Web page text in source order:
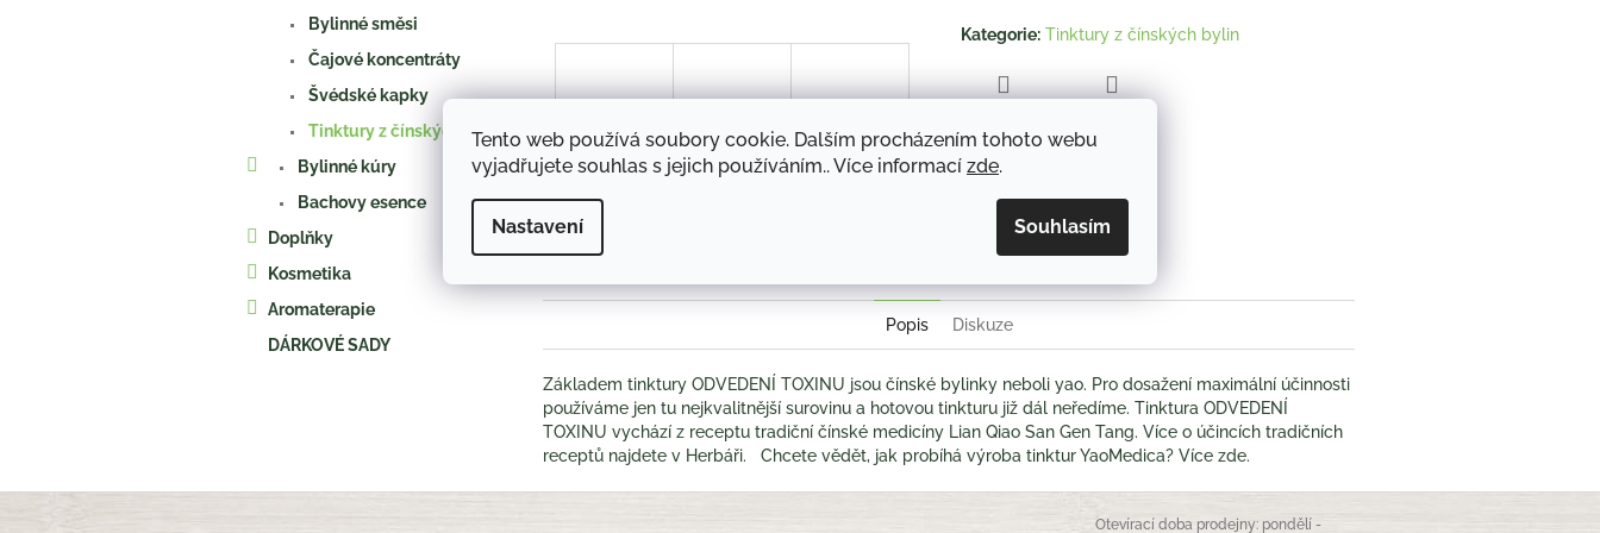
Tento web používá soubory cookie. Dalším procházením tohoto webu
vyjadřujete souhlas s jejich používáním.. Více informací zde.
Nastavení Souhlasím
Bylinné směsi
Čajové koncentráty
Švédské kapky
Tinktury z čínských bylin
Bylinné kúry
Bachovy esence
Doplňky
Kosmetika
Aromaterapie
DÁRKOVÉ SADY
Kategorie: Tinktury z čínských bylin
TwitterFacebook
Popis Diskuze
Základem tinktury ODVEDENÍ TOXINU jsou čínské bylinky neboli yao. Pro dosažení maximální účinnosti
používáme jen tu nejkvalitnější surovinu a hotovou tinkturu již dál neředíme. Tinktura ODVEDENÍ
TOXINU vychází z receptu tradiční čínské medicíny Lian Qiao San Gen Tang. Více o účincích tradičních
receptů najdete v Herbáři. Chcete vědět, jak probíhá výroba tinktur YaoMedica? Více zde.
Otevírací doba prodejny: pondělí -